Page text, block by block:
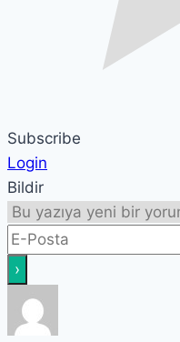
Subscribe
Login
Bildir